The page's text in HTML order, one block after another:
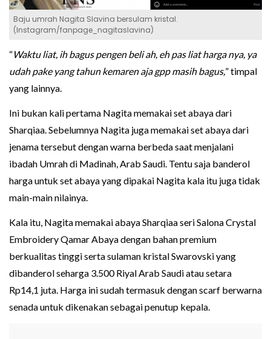
Baju umrah Nagita Slavina bersulam kristal.
(Instagram/fanpage_nagitaslavina)
“Waktu liat, ih bagus pengen beli ah, eh pas liat harga nya, ya
udah pake yang tahun kemaren aja gpp masih bagus,” timpal
yang lainnya.
Ini bukan kali pertama Nagita memakai set abaya dari
Sharqiaa. Sebelumnya Nagita juga memakai set abaya dari
jenama tersebut dengan warna berbeda saat menjalani
ibadah Umrah di Madinah, Arab Saudi. Tentu saja banderol
harga untuk set abaya yang dipakai Nagita kala itu juga tidak
main-main nilainya.
Kala itu, Nagita memakai abaya Sharqiaa seri Salona Crystal
Embroidery Qamar Abaya dengan bahan premium
berkualitas tinggi serta sulaman kristal Swarovski yang
dibanderol seharga 3.500 Riyal Arab Saudi atau setara
Rp14,1 juta. Harga ini sudah termasuk dengan scarf berwarna
senada untuk dikenakan sebagai penutup kepala.